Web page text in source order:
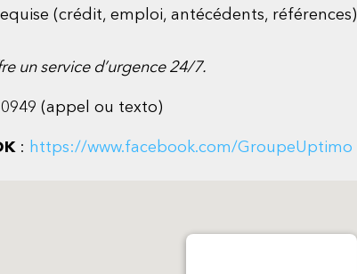
(crédit, emploi, antécédents, références)
un service d’urgence 24/7.
0949 (appel ou texto)
: https://www.facebook.com/GroupeUptimo